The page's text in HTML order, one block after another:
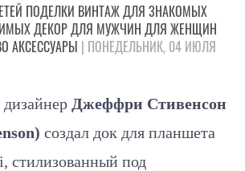
ПОДЕЛКИ ВИНТАЖДЛЯ ЗНАКОМЫХ
ДЕКОРДЛЯ МУЖЧИН ДЛЯ ЖЕНЩИН
АКСЕССУАРЫ | ПОНЕДЕЛЬНИК, 04 ИЮЛЯ
Джеффри Стивенсон
создал док для планшета
стилизованный под